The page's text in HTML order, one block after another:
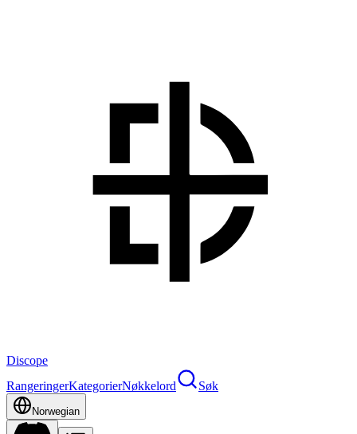
Discope
RangeringerKategorierNøkkelord Søk
Norwegian